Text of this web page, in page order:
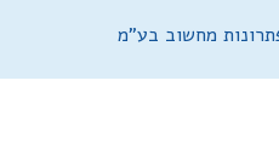
מחשוב בע"מ